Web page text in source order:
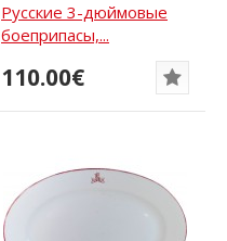
Русские 3-дюймовые
боеприпасы,...
110.00€